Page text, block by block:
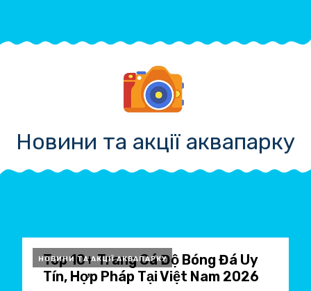
Новини та акції аквапарку
Top 10+ Trang Cá Độ Bóng Đá Uy
Tín, Hợp Pháp Tại Việt Nam 2026
НОВИНИ ТА АКЦІЇ АКВАПАРКУ